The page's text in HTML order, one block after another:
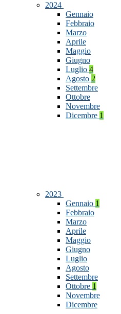
2024
Gennaio
Febbraio
Marzo
Aprile
Maggio
Giugno
Luglio 4
Agosto 2
Settembre
Ottobre
Novembre
Dicembre 1
2023
Gennaio 1
Febbraio
Marzo
Aprile
Maggio
Giugno
Luglio
Agosto
Settembre
Ottobre 1
Novembre
Dicembre